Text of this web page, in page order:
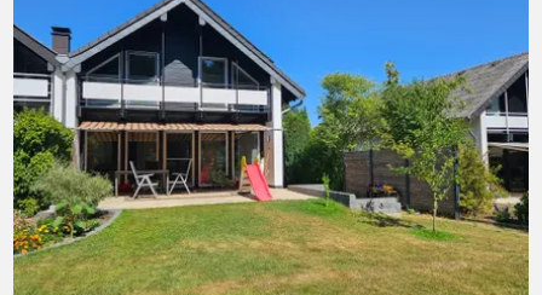
Wohnen und Vermieten. Das […]